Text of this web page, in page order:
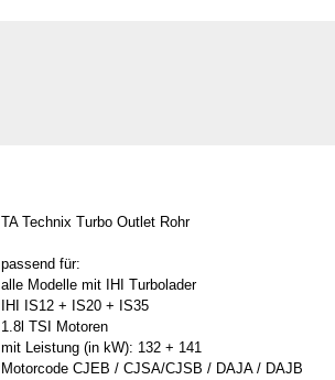
TA Technix Turbo Outlet Rohr
passend für:
alle Modelle mit IHI Turbolader
IHI IS12 + IS20 + IS35
1.8l TSI Motoren
mit Leistung (in kW): 132 + 141
Motorcode CJEB / CJSA/CJSB / DAJA / DAJB